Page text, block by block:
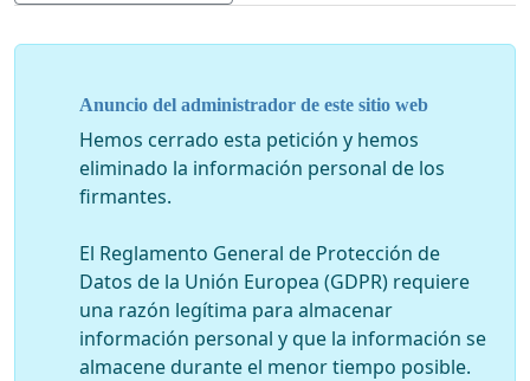
Anuncio del administrador de este sitio web
Hemos cerrado esta petición y hemos
eliminado la información personal de los
firmantes.
El Reglamento General de Protección de
Datos de la Unión Europea (GDPR) requiere
una razón legítima para almacenar
información personal y que la información se
almacene durante el menor tiempo posible.